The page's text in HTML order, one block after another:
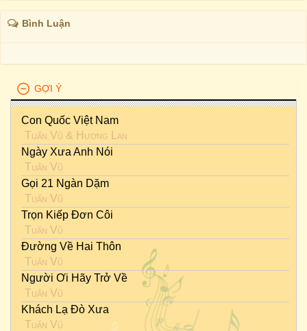
Bình Luận
GỢI Ý
Con Quốc Việt Nam
Tuấn Vũ & Hương Lan
Ngày Xưa Anh Nói
Tuấn Vũ
Gọi 21 Ngàn Dặm
Tuấn Vũ
Trọn Kiếp Đơn Côi
Tuấn Vũ
Đường Về Hai Thôn
Tuấn Vũ
Người Ơi Hãy Trở Về
Tuấn Vũ
Khách Lạ Đò Xưa
Tuấn Vũ